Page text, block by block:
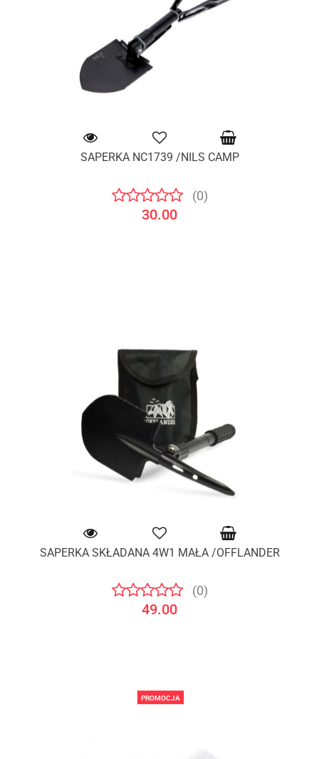
SAPERKA NC1739 /NILS CAMP
(0)
30.00
SAPERKA SKŁADANA 4W1 MAŁA /OFFLANDER
(0)
49.00
PROMOCJA